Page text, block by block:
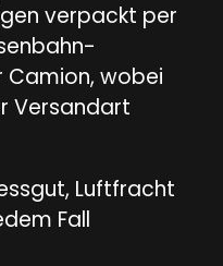
verpackt per
wobei
Versandart
Luftfracht
Fall